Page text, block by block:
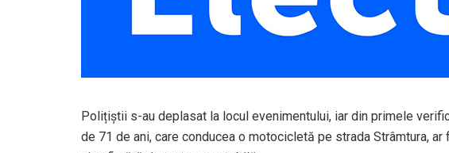
Polițiștii s-au deplasat la locul evenimentului, iar din primele
de 71 de ani, care conducea o motocicletă pe strada Strâmtura,